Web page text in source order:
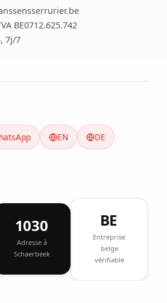
BE0712.625.742
7j/7
EN DE
1030
Adresse à
Schaerbeek
BE
Entreprise
belge
vérifiable